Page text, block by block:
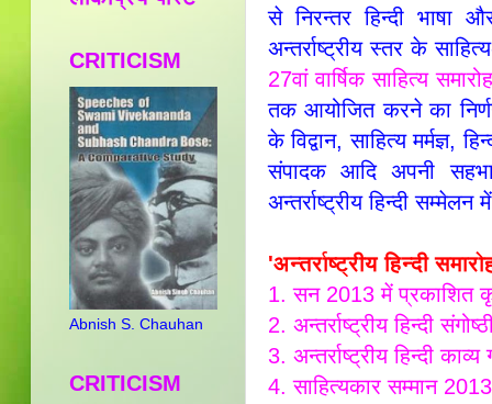
से निरन्तर हिन्दी भाषा
अन्तर्राष्ट्रीय स्तर के
27वां वार्षिक साहित्य
तक आयोजित करने का
के विद्वान, साहित्य मर्मज्ञ,
संपादक आदि अपनी
अन्तर्राष्ट्रीय हिन्दी
'अन्तर्राष्ट्रीय हिन्दी
1. सन 2013 में प्रकाशित
2. अन्तर्राष्ट्रीय हिन्दी
3. अन्तर्राष्ट्रीय हिन्दी काव्य
4. साहित्यकार सम्मान
CRITICISM
Abnish S. Chauhan
CRITICISM